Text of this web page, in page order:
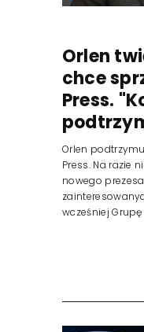
Orlen
chce
Press.
Orlen
Press. Na razie
nowego
wcześniej Grupę